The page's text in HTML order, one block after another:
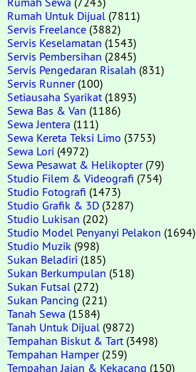
Rumah Untuk Dijual (7811)
Servis Freelance (3882)
Servis Keselamatan (1543)
Servis Pembersihan (2845)
Servis Pengedaran Risalah (831)
Servis Runner(100)
Setiausaha Syarikat (1893)
Sewa Bas & Van (1186)
Sewa Jentera (111)
Sewa Kereta Teksi Limo (3753)
Sewa Lori (4972)
Sewa Pesawat & Helikopter(79)
Studio Filem & Videografi (754)
Studio Fotografi (1473)
Studio Grafik & 3D (3287)
Studio Lukisan (202)
Studio Model Penyanyi Pelakon (1694)
Studio Muzik (998)
Sukan Beladiri (185)
Sukan Berkumpulan (518)
Sukan Futsal (272)
Sukan Pancing (221)
Tanah Sewa (1584)
Tanah Untuk Dijual (9872)
Tempahan Biskut & Tart (3498)
Tempahan Hamper(259)
Tempahan Jajan & Kekacang (150)